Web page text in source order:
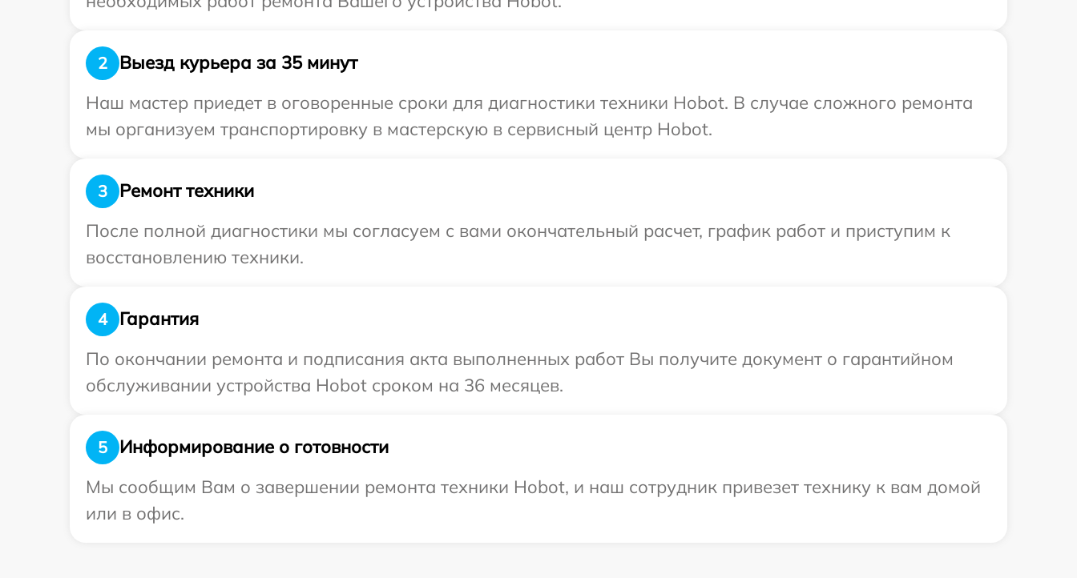
2
Выезд курьера за 35 минут
Наш мастер приедет в оговоренные сроки для диагностики техники Hobot. В случае сложного ремонта
мы организуем транспортировку в мастерскую в сервисный центр Hobot.
3
Ремонт техники
После полной диагностики мы согласуем с вами окончательный расчет, график работ и приступим к
восстановлению техники.
4
Гарантия
По окончании ремонта и подписания акта выполненных работ Вы получите документ о гарантийном
обслуживании устройства Hobot сроком на 36 месяцев.
5
Информирование о готовности
Мы сообщим Вам о завершении ремонта техники Hobot, и наш сотрудник привезет технику к вам домой
или в офис.